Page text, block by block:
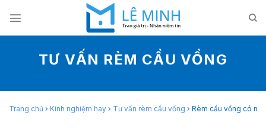
content
TƯ VẤN RÈM CẦU VỒNG
Trang chủ › Kinh nghiệm hay › Tư vấn rèm cầu vồng › Rèm cầu vồng có